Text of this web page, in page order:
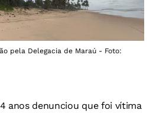
pela Delegacia de Maraú - Foto:
anos denunciou que foi vítima